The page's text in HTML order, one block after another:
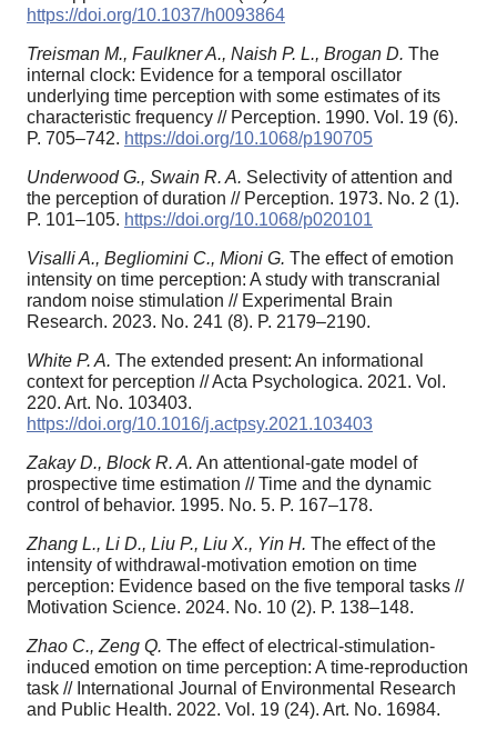
https://doi.org/10.1037/h0093864
Treisman M., Faulkner A., Naish P. L., Brogan D. The
internal clock: Evidence for a temporal oscillator
underlying time perception with some estimates of its
characteristic frequency // Perception. 1990. Vol. 19 (6).
P. 705–742. https://doi.org/10.1068/p190705
Underwood G., Swain R. A. Selectivity of attention and
the perception of duration // Perception. 1973. No. 2 (1).
P. 101–105. https://doi.org/10.1068/p020101
Visalli A., Begliomini C., Mioni G. The effect of emotion
intensity on time perception: A study with transcranial
random noise stimulation // Experimental Brain
Research. 2023. No. 241 (8). P. 2179–2190.
White P. A. The extended present: An informational
context for perception // Acta Psychologica. 2021. Vol.
220. Art. No. 103403.
https://doi.org/10.1016/j.actpsy.2021.103403
Zakay D., Block R. A. An attentional-gate model of
prospective time estimation // Time and the dynamic
control of behavior. 1995. No. 5. P. 167–178.
Zhang L., Li D., Liu P., Liu X., Yin H. The effect of the
intensity of withdrawal-motivation emotion on time
perception: Evidence based on the five temporal tasks //
Motivation Science. 2024. No. 10 (2). P. 138–148.
Zhao C., Zeng Q. The effect of electrical-stimulation-
induced emotion on time perception: A time-reproduction
task // International Journal of Environmental Research
and Public Health. 2022. Vol. 19 (24). Art. No. 16984.